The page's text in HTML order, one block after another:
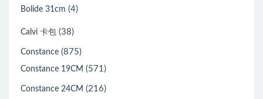
Bolide 31cm (4)
Calvi 卡包 (38)
Constance (875)
Constance 19CM (571)
Constance 24CM (216)